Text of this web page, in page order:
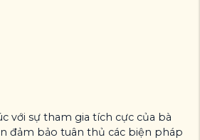
với sự tham gia tích cực của bà
đảm bảo tuân thủ các biện pháp